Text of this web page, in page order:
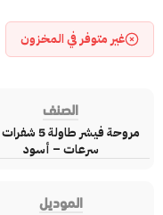
غير متوفر في المخزون
الصنف
سرعات – أسود
الموديل